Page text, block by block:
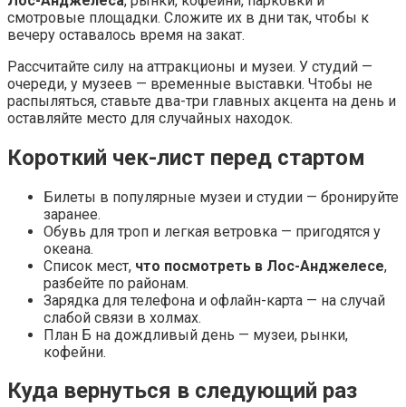
смотровые площадки. Сложите их в дни так, чтобы к
вечеру оставалось время на закат.
Рассчитайте силу на аттракционы и музеи. У студий —
очереди, у музеев — временные выставки. Чтобы не
распыляться, ставьте два-три главных акцента на день и
оставляйте место для случайных находок.
Короткий чек-лист перед стартом
Билеты в популярные музеи и студии — бронируйте
заранее.
Обувь для троп и легкая ветровка — пригодятся у
океана.
Список мест, что посмотреть в Лос-Анджелесе,
разбейте по районам.
Зарядка для телефона и офлайн-карта — на случай
слабой связи в холмах.
План Б на дождливый день — музеи, рынки,
кофейни.
Куда вернуться в следующий раз